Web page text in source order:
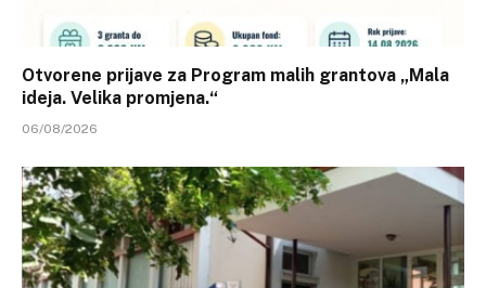
Otvorene prijave za Program malih grantova „Mala
ideja. Velika promjena.“
06/08/2026